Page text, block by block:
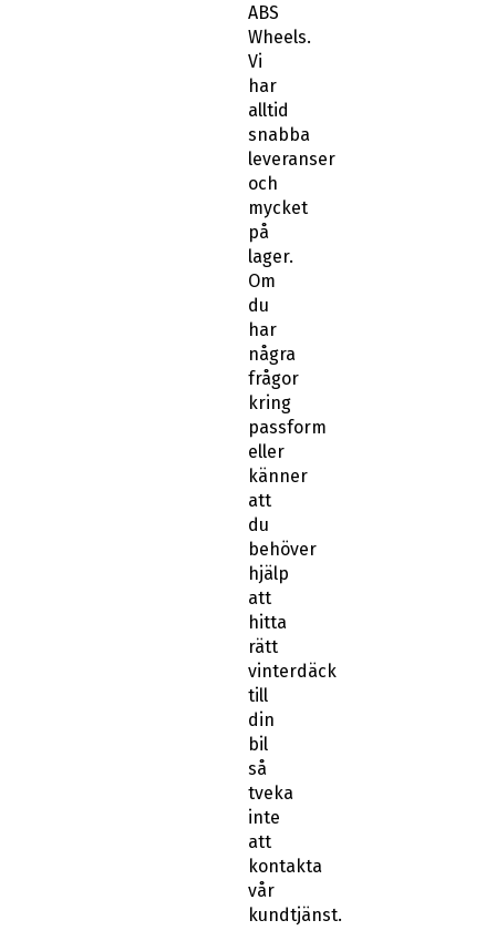
ABS
Wheels.
Vi
har
alltid
snabba
leveranser
och
mycket
på
lager.
Om
du
har
några
frågor
kring
passform
eller
känner
att
du
behöver
hjälp
att
hitta
rätt
vinterdäck
till
din
bil
så
tveka
inte
att
kontakta
vår
kundtjänst.